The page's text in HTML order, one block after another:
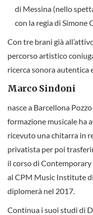
di Messina (nello
con la regia di Simone
Con tre brani già
percorso artistico
ricerca sonora autentica
Marco Sindoni
nasce a Barcellona
formazione musicale ha
ricevuto una chitarra in
privatista per poi
il corso di Contemporary
al CPM Music Institute
diplomerà nel 2017.
Continua i suoi studi di